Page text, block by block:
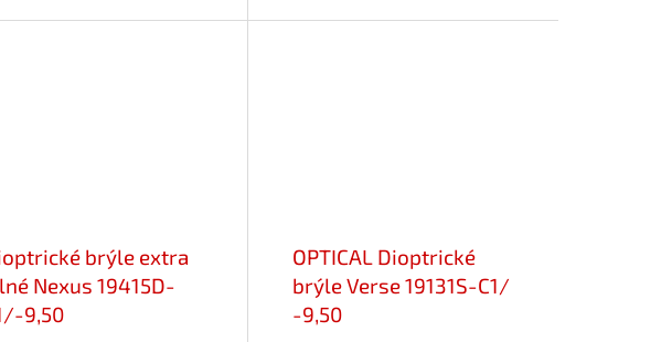
brýle extra
Nexus 19415D-
9,50
OPTICAL Dioptrické
brýle Verse 19131S-C1/
-9,50